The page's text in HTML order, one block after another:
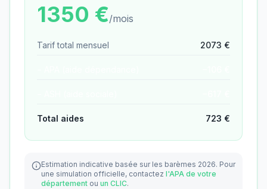
1350 €/mois
Tarif total mensuel 2073 €
Total aides 723 €
Estimation indicative basée sur les barèmes 2026. Pour
une simulation officielle, contactez l'APA de votre
département ou un CLIC.